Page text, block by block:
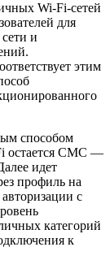
Wi-Fi-сетей
для
и
этим
способом
остается СМС —
идет
профиль на
с
категорий
к